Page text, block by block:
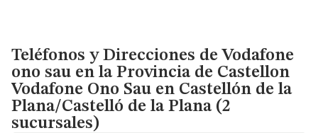
Teléfonos y Direcciones de Vodafone
ono sau en la Provincia de Castellon
Vodafone Ono Sau en Castellón de la
Plana/Castelló de la Plana (2
sucursales)